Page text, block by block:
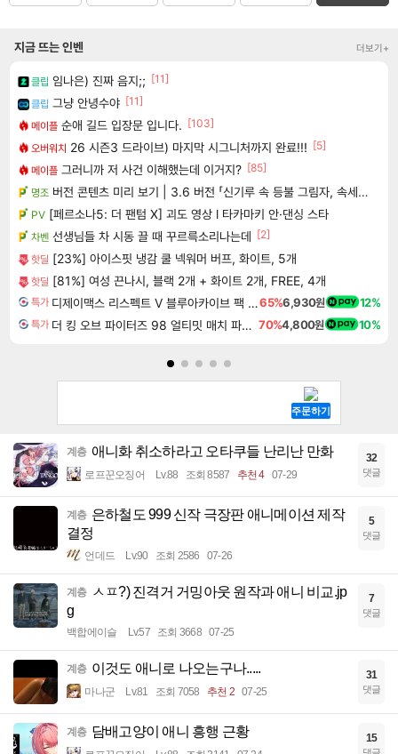
지금 뜨는 인벤 더보기+
클립 임나은) 진짜 음지;; [11]
클립 그냥 안녕수야 [11]
메이플 순애 길드 입장문 입니다. [103]
오버워치 26 시즌3 드라이브) 마지막 시그니처까지 완료!!! [5]
메이플 그러니까 저 사건 이해했는데 이거지? [85]
명조 버전 콘텐츠 미리 보기 | 3.6 버전 「신기루 속 등불 그림자, 속세에 깃든 검의 결심」이 8월 20일에 업데이트됩니다!
PV [페르소나5: 더 팬텀 X] 괴도 영상 l 타카마키 안·댄싱 스타
차벤 선생님들 차 시동 끌 때 꾸르륵소리나는데 [2]
핫딜 [23%] 아이스핏 냉감 쿨 넥워머 버프, 화이트, 5개
핫딜 [81%] 여성 끈나시, 블랙 2개 + 화이트 2개, FREE, 4개
특가 디제이맥스 리스펙트 V 블루아카이브 팩 DJMAX RESPECT V Blue Archive Pack DLC65%6,930원 12%
특가 더 킹 오브 파이터즈 98 얼티밋 매치 파이널 에디션 THE KING OF FIGHTERS 98 ULTIMATE MATCH FINAL EDITION 70%4,800원 10%
계층 애니화 취소하라고 오타쿠들 난리난 만화
로프꾼오징어 Lv.88 조회 8587 추천 4 07-29
32
댓글
계층 은하철도 999 신작 극장판 애니메이션 제작
결정
언데드 Lv.90 조회 2586 07-26
5
댓글
계층 ㅅㅍ?) 진격거 거밍아웃 원작과 애니 비교.jp
g
백합에이슬 Lv.57 조회 3668 07-25
7
댓글
계층 이것도 애니로 나오는구나.....
마나군 Lv.81 조회 7058 추천 2 07-25
31
댓글
계층 담배고양이 애니 흥행 근황 15